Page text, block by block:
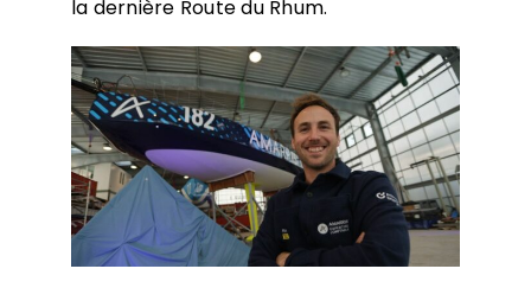
la dernière Route du Rhum.